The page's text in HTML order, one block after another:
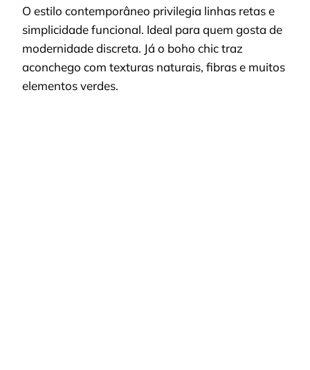
O estilo contemporâneo privilegia linhas retas e
simplicidade funcional. Ideal para quem gosta de
modernidade discreta. Já o boho chic traz
aconchego com texturas naturais, fibras e muitos
elementos verdes.